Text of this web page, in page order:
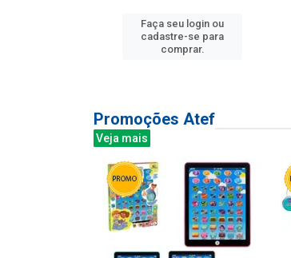
Faça seu login ou
cadastre-se para
comprar.
Promoções Atef
Veja mais